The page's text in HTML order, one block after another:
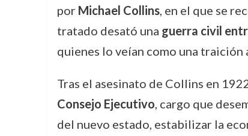
por Michael Collins, en el que se
tratado desató una guerra civil
quienes lo veían como una
Tras el asesinato de Collins en
Consejo Ejecutivo, cargo que
del nuevo estado, estabilizar la